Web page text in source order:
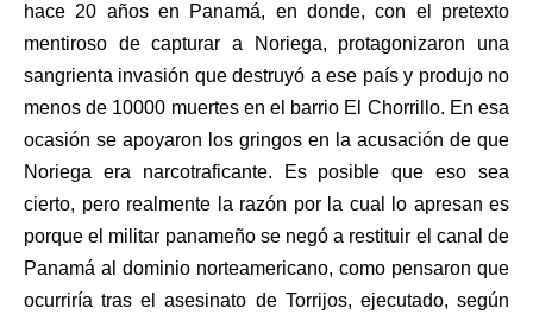
hace 20 años en Panamá, en donde, con el pretexto
mentiroso de capturar a Noriega, protagonizaron una
sangrienta invasión que destruyó a ese país y produjo no
menos de 10000 muertes en el barrio El Chorrillo. En esa
ocasión se apoyaron los gringos en la acusación de que
Noriega era narcotraficante. Es posible que eso sea
cierto, pero realmente la razón por la cual lo apresan es
porque el militar panameño se negó a restituir el canal de
Panamá al dominio norteamericano, como pensaron que
ocurriría tras el asesinato de Torrijos, ejecutado, según